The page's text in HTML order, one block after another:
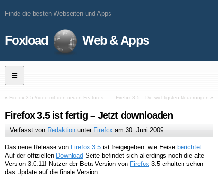
Finde die besten Webseiten und Apps
Foxload Web & Apps
« Firefox 3.5 Video mit den neuen Features Firefox 3.5 – Die wichtigsten Neuerungen »
Firefox 3.5 ist fertig – Jetzt downloaden
Verfasst von Redaktion unter Firefox am30. Juni 2009
Das neue Release von Firefox 3.5 ist freigegeben, wie Heise berichtet.
Auf der offiziellen Download Seite befindet sich allerdings noch die alte
Version 3.0.11! Nutzer der Beta Version von Firefox 3.5 erhalten schon
das Update auf die finale Version.